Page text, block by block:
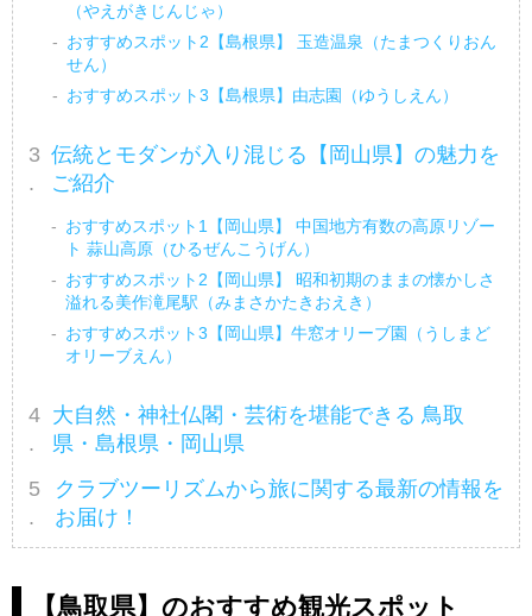
（やえがきじんじゃ）
おすすめスポット2【島根県】 玉造温泉（たまつくりおん
せん）
おすすめスポット3【島根県】由志園（ゆうしえん）
伝統とモダンが入り混じる【岡山県】の魅力を
ご紹介
おすすめスポット1【岡山県】 中国地方有数の高原リゾー
ト 蒜山高原（ひるぜんこうげん）
おすすめスポット2【岡山県】 昭和初期のままの懐かしさ
溢れる美作滝尾駅（みまさかたきおえき）
おすすめスポット3【岡山県】牛窓オリーブ園（うしまど
オリーブえん）
大自然・神社仏閣・芸術を堪能できる 鳥取
県・島根県・岡山県
クラブツーリズムから旅に関する最新の情報を
お届け！
【鳥取県】のおすすめ観光スポット